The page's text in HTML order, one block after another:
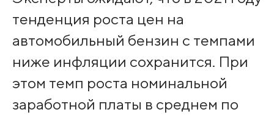
тенденция роста цен на
автомобильный бензин с темпами
ниже инфляции сохранится. При
этом темп роста номинальной
заработной платы в среднем по